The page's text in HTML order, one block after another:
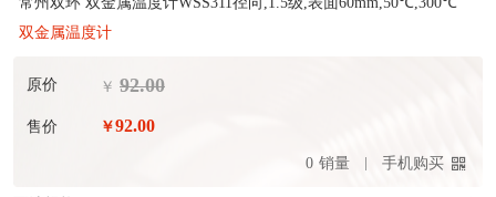
双金属温度计
原价 ￥ 92.00
售价 ￥92.00
0 销量 手机购买